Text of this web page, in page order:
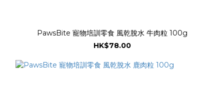
PawsBite 寵物培訓零食 風乾脫水 牛肉粒 100g
HK$78.00